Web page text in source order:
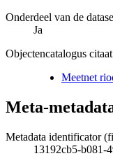
Onderdeel van de
Ja
Objectencatalogus citaat
Meetnet
Meta-
Metadata identificator
13192cb5-b081-